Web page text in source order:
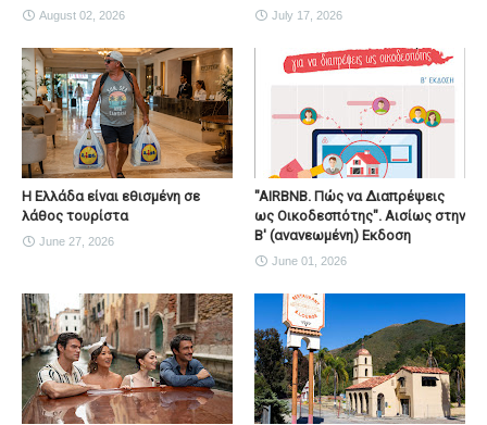
August 02, 2026 July 17, 2026
Η Ελλάδα είναι εθισμένη σε
λάθος τουρίστα
June 27, 2026
"AIRBNB. Πώς να Διαπρέψεις
ως Οικοδεσπότης". Αισίως στην
Β' (ανανεωμένη) Εκδοση
June 01, 2026